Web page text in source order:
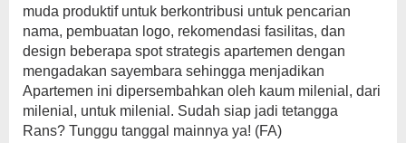
muda produktif untuk berkontribusi untuk pencarian
nama, pembuatan logo, rekomendasi fasilitas, dan
design beberapa spot strategis apartemen dengan
mengadakan sayembara sehingga menjadikan
Apartemen ini dipersembahkan oleh kaum milenial, dari
milenial, untuk milenial. Sudah siap jadi tetangga
Rans? Tunggu tanggal mainnya ya! (FA)